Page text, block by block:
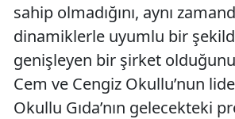
sahip olmadığını, aynı
dinamiklerle uyumlu bir
genişleyen bir şirket
Cem ve Cengiz Okullu’nun
Okullu Gıda’nın gelecekteki